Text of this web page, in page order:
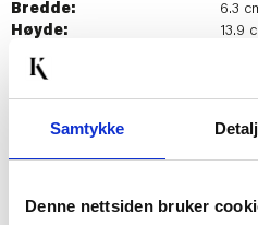
Samtykke
Denne nettsiden bruker
Bredde:
6.3
Høyde:
13.9
Last ned bilde
Passer med